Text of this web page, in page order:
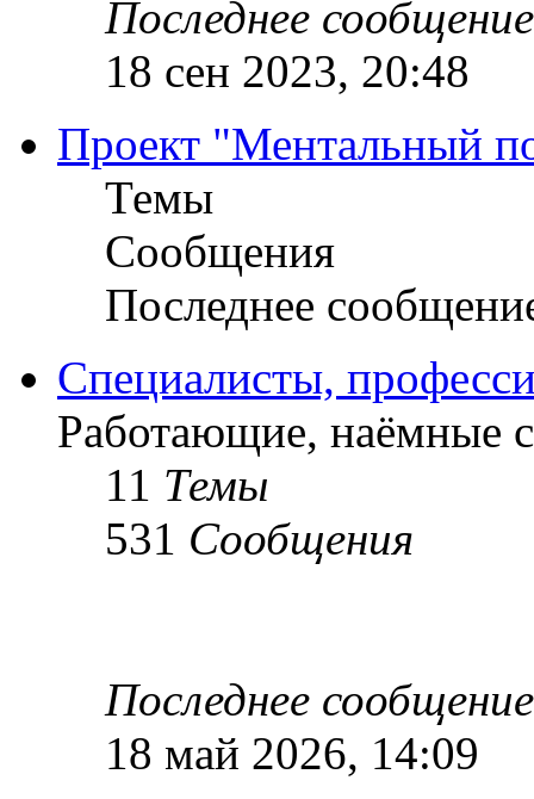
Последнее сообщение
18 сен 2023, 20:48
Проект "Ментальный
Темы
Сообщения
Последнее
Специалисты,
Работающие, наёмные
11 Темы
531 Сообщения
Последнее сообщение
18 май 2026, 14:09